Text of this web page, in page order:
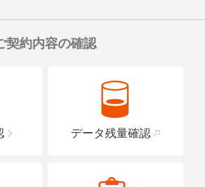
契約内容の確認
データ残量確認